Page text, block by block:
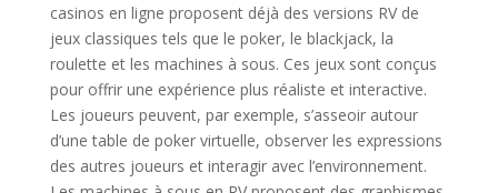
casinos en ligne proposent déjà des versions RV de
jeux classiques tels que le poker, le blackjack, la
roulette et les machines à sous. Ces jeux sont conçus
pour offrir une expérience plus réaliste et interactive.
Les joueurs peuvent, par exemple, s’asseoir autour
d’une table de poker virtuelle, observer les expressions
des autres joueurs et interagir avec l’environnement.